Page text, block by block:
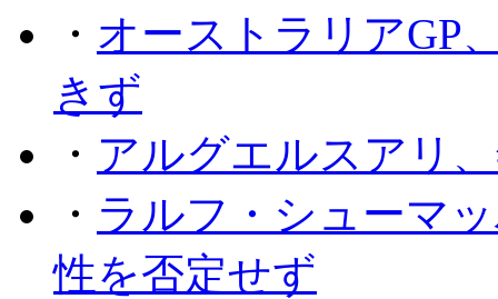
・ オーストラリアGP
きず
・ アルグエルスアリ
・ ラルフ・シューマ
性を否定せず